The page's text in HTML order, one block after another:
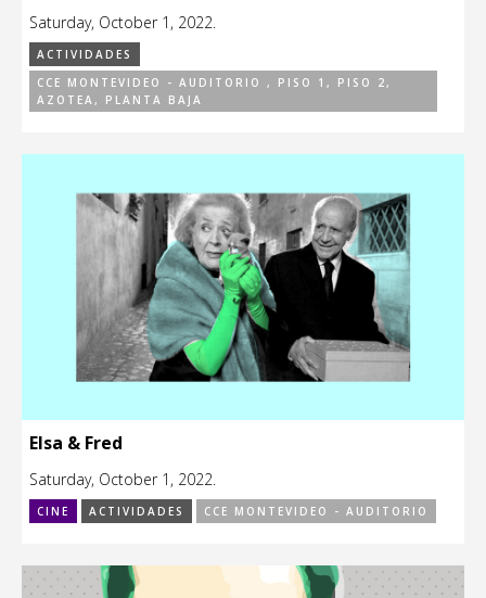
Saturday, October 1, 2022.
ACTIVIDADES
CCE MONTEVIDEO - AUDITORIO , PISO 1, PISO 2,
AZOTEA, PLANTA BAJA
Elsa & Fred
Saturday, October 1, 2022.
CINE ACTIVIDADES CCE MONTEVIDEO - AUDITORIO